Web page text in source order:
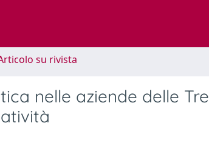
su rivista
nelle aziende delle Tre